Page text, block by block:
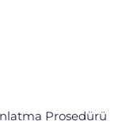
Prosedürü